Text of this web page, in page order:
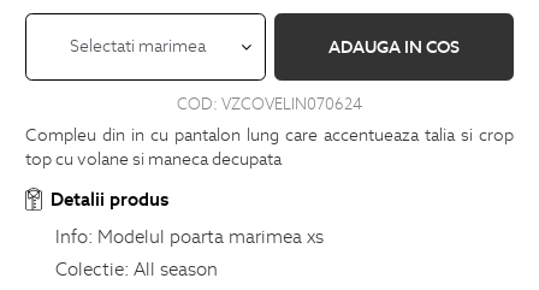
Selectati marimea ADAUGA IN COS
COD: VZCOVELIN070624
Compleu din in cu pantalon lung care accentueaza talia si crop
top cu volane si maneca decupata
Detalii produs
Info: Modelul poarta marimea xs
Colectie: All season